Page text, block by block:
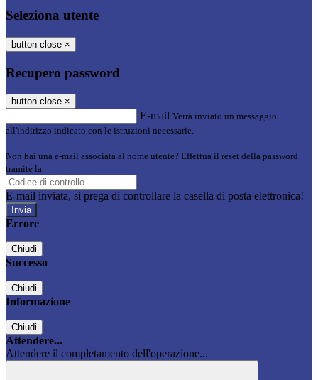
Seleziona utente
button close ×
Recupero password
button close ×
E-mail Verrà inviato un messaggio
all'indirizzo indicato con le istruzioni necessarie.
Non hai una e-mail associata al nome utente? Effettua il reset della password
tramite la
E-mail inviata, si prega di controllare la casella di posta elettronica!
Errore
Chiudi
Successo
Chiudi
Informazione
Chiudi
Attendere...
Attendere il completamento dell'operazione...